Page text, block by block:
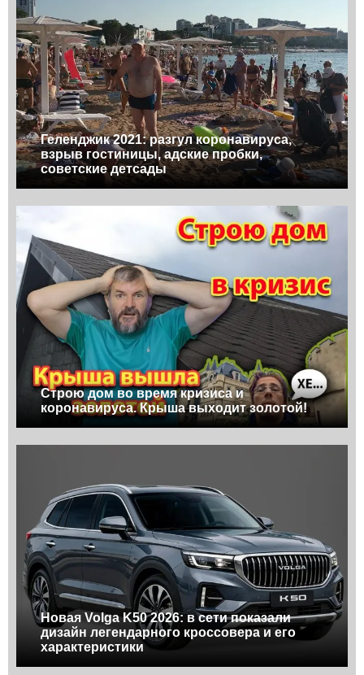
Геленджик 2021: разгул коронавируса,
взрыв гостиницы, адские пробки,
советские детсады
Строю дом во время кризиса и
коронавируса. Крыша выходит золотой!
Новая Volga K50 2026: в сети показали
дизайн легендарного кроссовера и его
характеристики